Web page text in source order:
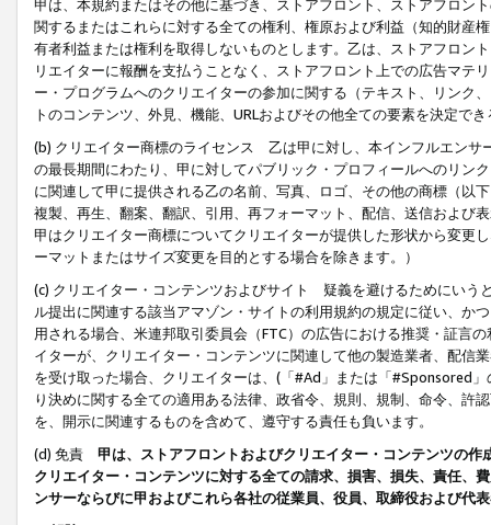
甲は、本規約またはその他に基づき、ストアフロント、ストアフロン
関するまたはこれらに対する全ての権利、権原および利益（知的財産
有者利益または権利を取得しないものとします。乙は、ストアフロン
リエイターに報酬を支払うことなく、ストアフロント上での広告マテ
ー・プログラムへのクリエイターの参加に関する（テキスト、リンク
トのコンテンツ、外見、機能、URLおよびその他全ての要素を決定で
(b) クリエイター商標のライセンス 乙は甲に対し、本インフルエンサ
の最長期間にわたり、甲に対してパブリック・プロフィールへのリン
に関連して甲に提供される乙の名前、写真、ロゴ、その他の商標（以
複製、再生、翻案、翻訳、引用、再フォーマット、配信、送信および
甲はクリエイター商標についてクリエイターが提供した形状から変更
ーマットまたはサイズ変更を目的とする場合を除きます。）
(c) クリエイター・コンテンツおよびサイト 疑義を避けるためにいう
ル提出に関連する該当アマゾン・サイトの利用規約の規定に従い、か
用される場合、米連邦取引委員会（FTC）の広告における推奨・証言
イターが、クリエイター・コンテンツに関連して他の製造業者、配信
を受け取った場合、クリエイターは、(「#Ad」または「#Sponsored
り決めに関する全ての適用ある法律、政省令、規則、規制、命令、許
を、開示に関連するものを含めて、遵守する責任も負います。
(d) 免責 甲は、ストアフロントおよびクリエイター・コンテンツの
クリエイター・コンテンツに対する全ての請求、損害、損失、責任、
ンサーならびに甲およびこれら各社の従業員、役員、取締役および代